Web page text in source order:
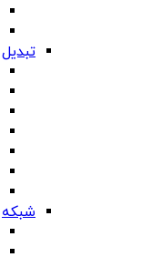
تبدیل
شبکه